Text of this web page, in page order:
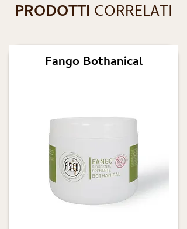
PRODOTTI CORRELATI
Fango Bothanical